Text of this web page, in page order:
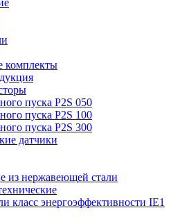
комплекты
пуска P2S 050
пуска P2S 100
пуска P2S 300
датчики
из нержавеющей стали
класс энергоэффективности IE1